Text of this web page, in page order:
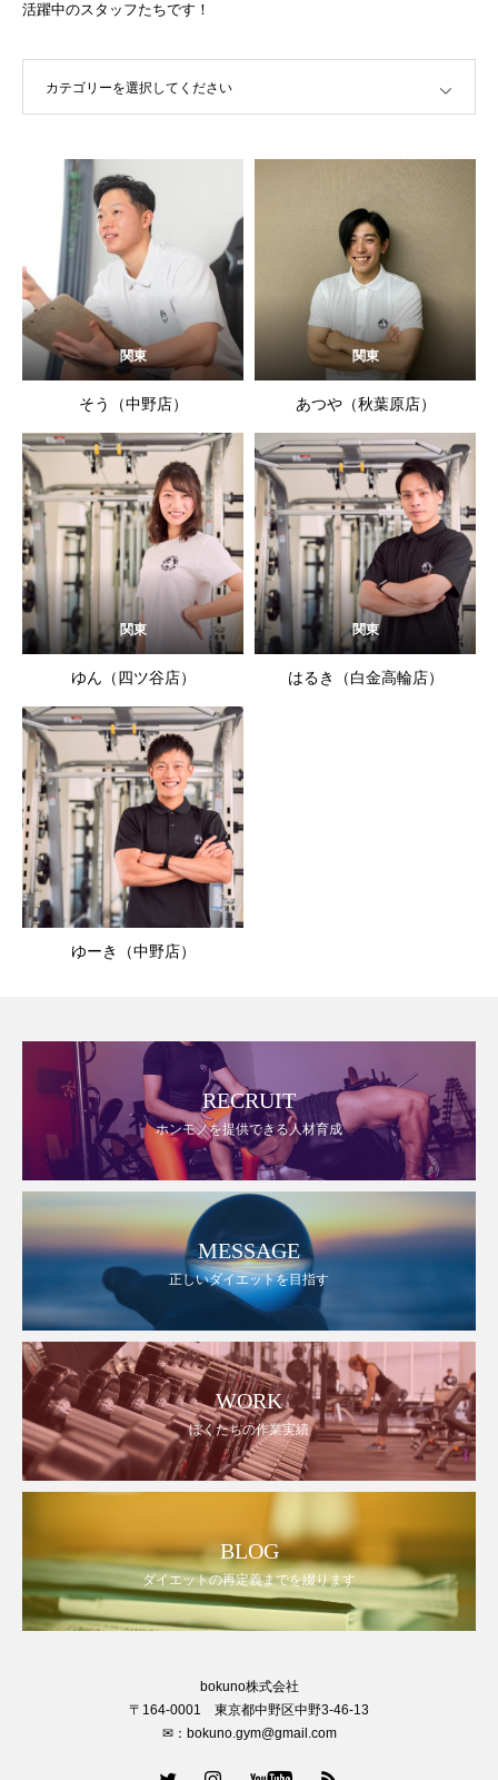
活躍中のスタッフたちです！
カテゴリーを選択してください
関東
そう（中野店）
関東
あつや（秋葉原店）
関東
ゆん（四ツ谷店）
関東
はるき（白金高輪店）
ゆーき（中野店）
RECRUIT
ホンモノを提供できる人材育成
MESSAGE
正しいダイエットを目指す
WORK
ぼくたちの作業実績
BLOG
ダイエットの再定義までを綴ります
bokuno株式会社
〒164-0001 東京都中野区中野3-46-13
✉：bokuno.gym@gmail.com